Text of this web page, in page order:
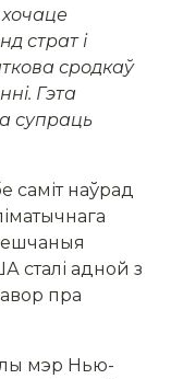
страт і
сродкаў
Гэта
супраць
саміт наўрад
сталі адной з
пра
мэр Нью-